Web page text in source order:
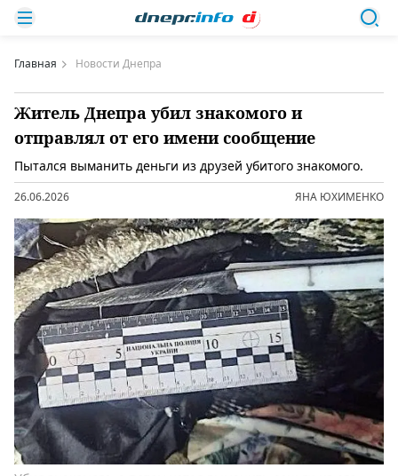
Главная Новости Днепра
Житель Днепра убил знакомого и
отправлял от его имени сообщение
Пытался выманить деньги из друзей убитого знакомого.
26.06.2026 ЯНА ЮХИМЕНКО